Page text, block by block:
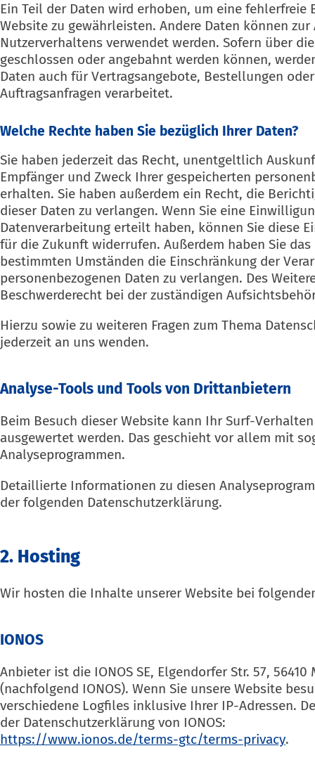
Ein Teil der Daten wird erhoben, um eine fehlerfreie
Website zu gewährleisten. Andere Daten können zur
Nutzerverhaltens verwendet werden. Sofern über
geschlossen oder angebahnt werden können,
Daten auch für Vertragsangebote, Bestellungen
Auftragsanfragen verarbeitet.
Welche Rechte haben Sie bezüglich Ihrer Daten?
Sie haben jederzeit das Recht, unentgeltlich
Empfänger und Zweck Ihrer gespeicherten
erhalten. Sie haben außerdem ein Recht, die
dieser Daten zu verlangen. Wenn Sie eine
Datenverarbeitung erteilt haben, können Sie diese
für die Zukunft widerrufen. Außerdem haben Sie
bestimmten Umständen die Einschränkung der
personenbezogenen Daten zu verlangen. Des
Beschwerderecht bei der zuständigen
Hierzu sowie zu weiteren Fragen zum Thema
jederzeit an uns wenden.
Analyse-Tools und Tools von Dritt­anbietern
Beim Besuch dieser Website kann Ihr Surf-
ausgewertet werden. Das geschieht vor allem mit
Analyseprogrammen.
Detaillierte Informationen zu diesen
der folgenden Datenschutzerklärung.
2. Hosting
Wir hosten die Inhalte unserer Website bei
IONOS
Anbieter ist die IONOS SE, Elgendorfer Str. 57, 56410
(nachfolgend IONOS). Wenn Sie unsere Website
verschiedene Logfiles inklusive Ihrer IP-Adressen.
der Datenschutzerklärung von IONOS:
https://www.ionos.de/terms-gtc/terms-privacy.